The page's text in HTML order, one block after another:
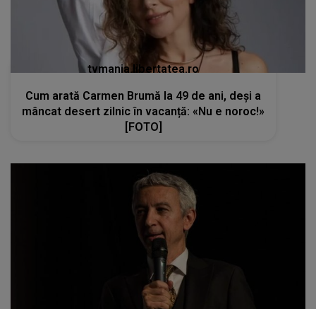
tvmania.libertatea.ro
Cum arată Carmen Brumă la 49 de ani, deși a
mâncat desert zilnic în vacanță: «Nu e noroc!»
[FOTO]